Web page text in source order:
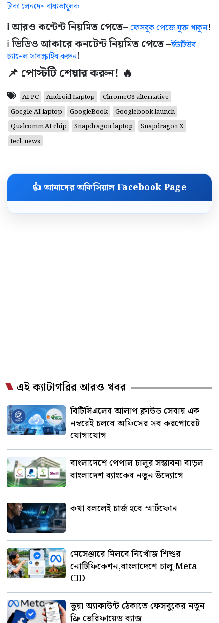
টাকা লেনদেন বাধ্যতামূলক
ℹ️ আরও কন্টেন্ট নিয়মিত পেতে– ফেসবুক পেজে যুক্ত থাকুন!
ℹ️ভিডিও আকারে কনটেন্ট নিয়মিত পেতে –ইউটিউব
চ্যানেল সাবস্ক্রাইব করুন!
📌 পোস্টটি শেয়ার করুন! 🔥
AI PC Android Laptop
ChromeOS alternative
Google AI laptop
GoogleBook
Googlebook launch
Qualcomm AI chip
Snapdragon laptop
Snapdragon X
tech news
👍 আমাদের অফিসিয়াল Facebook Page
এই ক্যাটাগরির আরও খবর
বিটিসিএলের আলাপ ক্লাউড সেবায় এক
নম্বরেই চলবে অফিসের সব করপোরেট
যোগাযোগ
বাংলাদেশে পেপাল চালুর সম্ভাবনা বাড়ল
বাংলাদেশ ব্যাংকের নতুন উদ্যোগে
কথা বললেই চার্জ হবে স্মার্টফোন
মেসেঞ্জারে মিলবে নিখোঁজ শিশুর
নোটিফিকেশন,বাংলাদেশে চালু Meta–
CID
ভুয়া অ্যাকাউন্ট ঠেকাতে ফেসবুকের নতুন
ফ্রি ভেরিফায়েড ব্যাজ